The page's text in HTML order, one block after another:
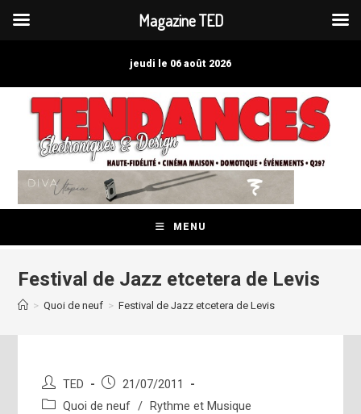
jeudi le 06 août 2026
MENU
Festival de Jazz etcetera de Levis
> Quoi de neuf > Festival de Jazz etcetera de Levis
Auteur/autrice
de
TED
Publication
publiée :
21/07/2011
PostQuoi de neuf / Rythme et Musique
Magazine TED